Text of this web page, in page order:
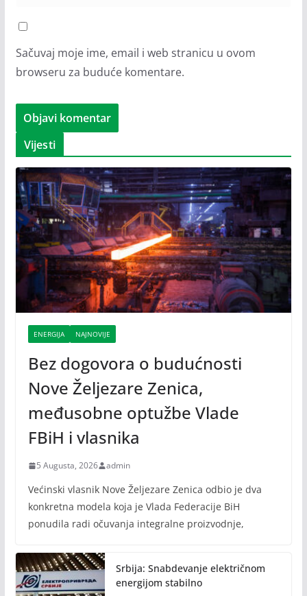
Sačuvaj moje ime, email i web stranicu u ovom
browseru za buduće komentare.
Vijesti
ENERGIJA NAJNOVIJE
Bez dogovora o budućnosti
Nove Željezare Zenica,
međusobne optužbe Vlade
FBiH i vlasnika
5 Augusta, 2026 admin
Većinski vlasnik Nove Željezare Zenica odbio je dva
konkretna modela koja je Vlada Federacije BiH
ponudila radi očuvanja integralne proizvodnje,
Srbija: Snabdevanje električnom
energijom stabilno